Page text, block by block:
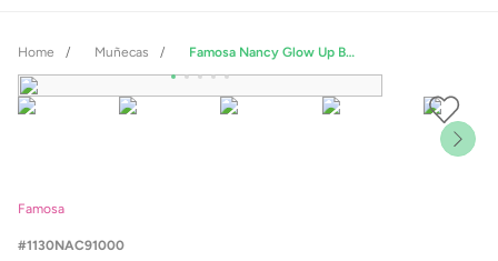
Muñecas Famosa Nancy Glow Up Beauty Pack NAC91000
Famosa
1130NAC91000